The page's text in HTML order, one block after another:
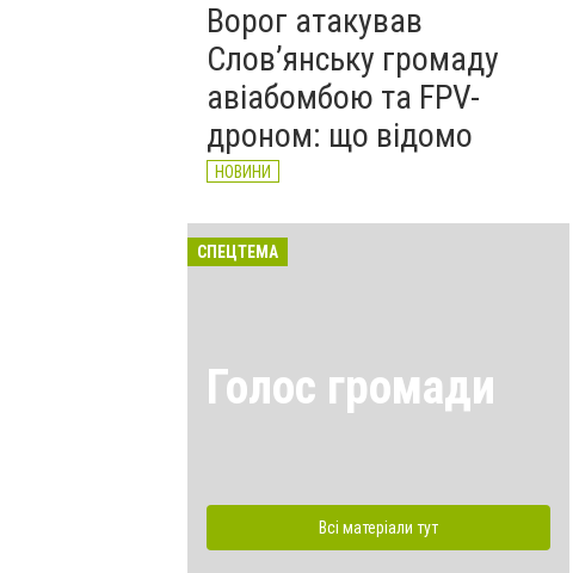
Ворог атакував
Слов’янську громаду
авіабомбою та FPV-
дроном: що відомо
НОВИНИ
СПЕЦТЕМА
Голос громади
Всі матеріали тут